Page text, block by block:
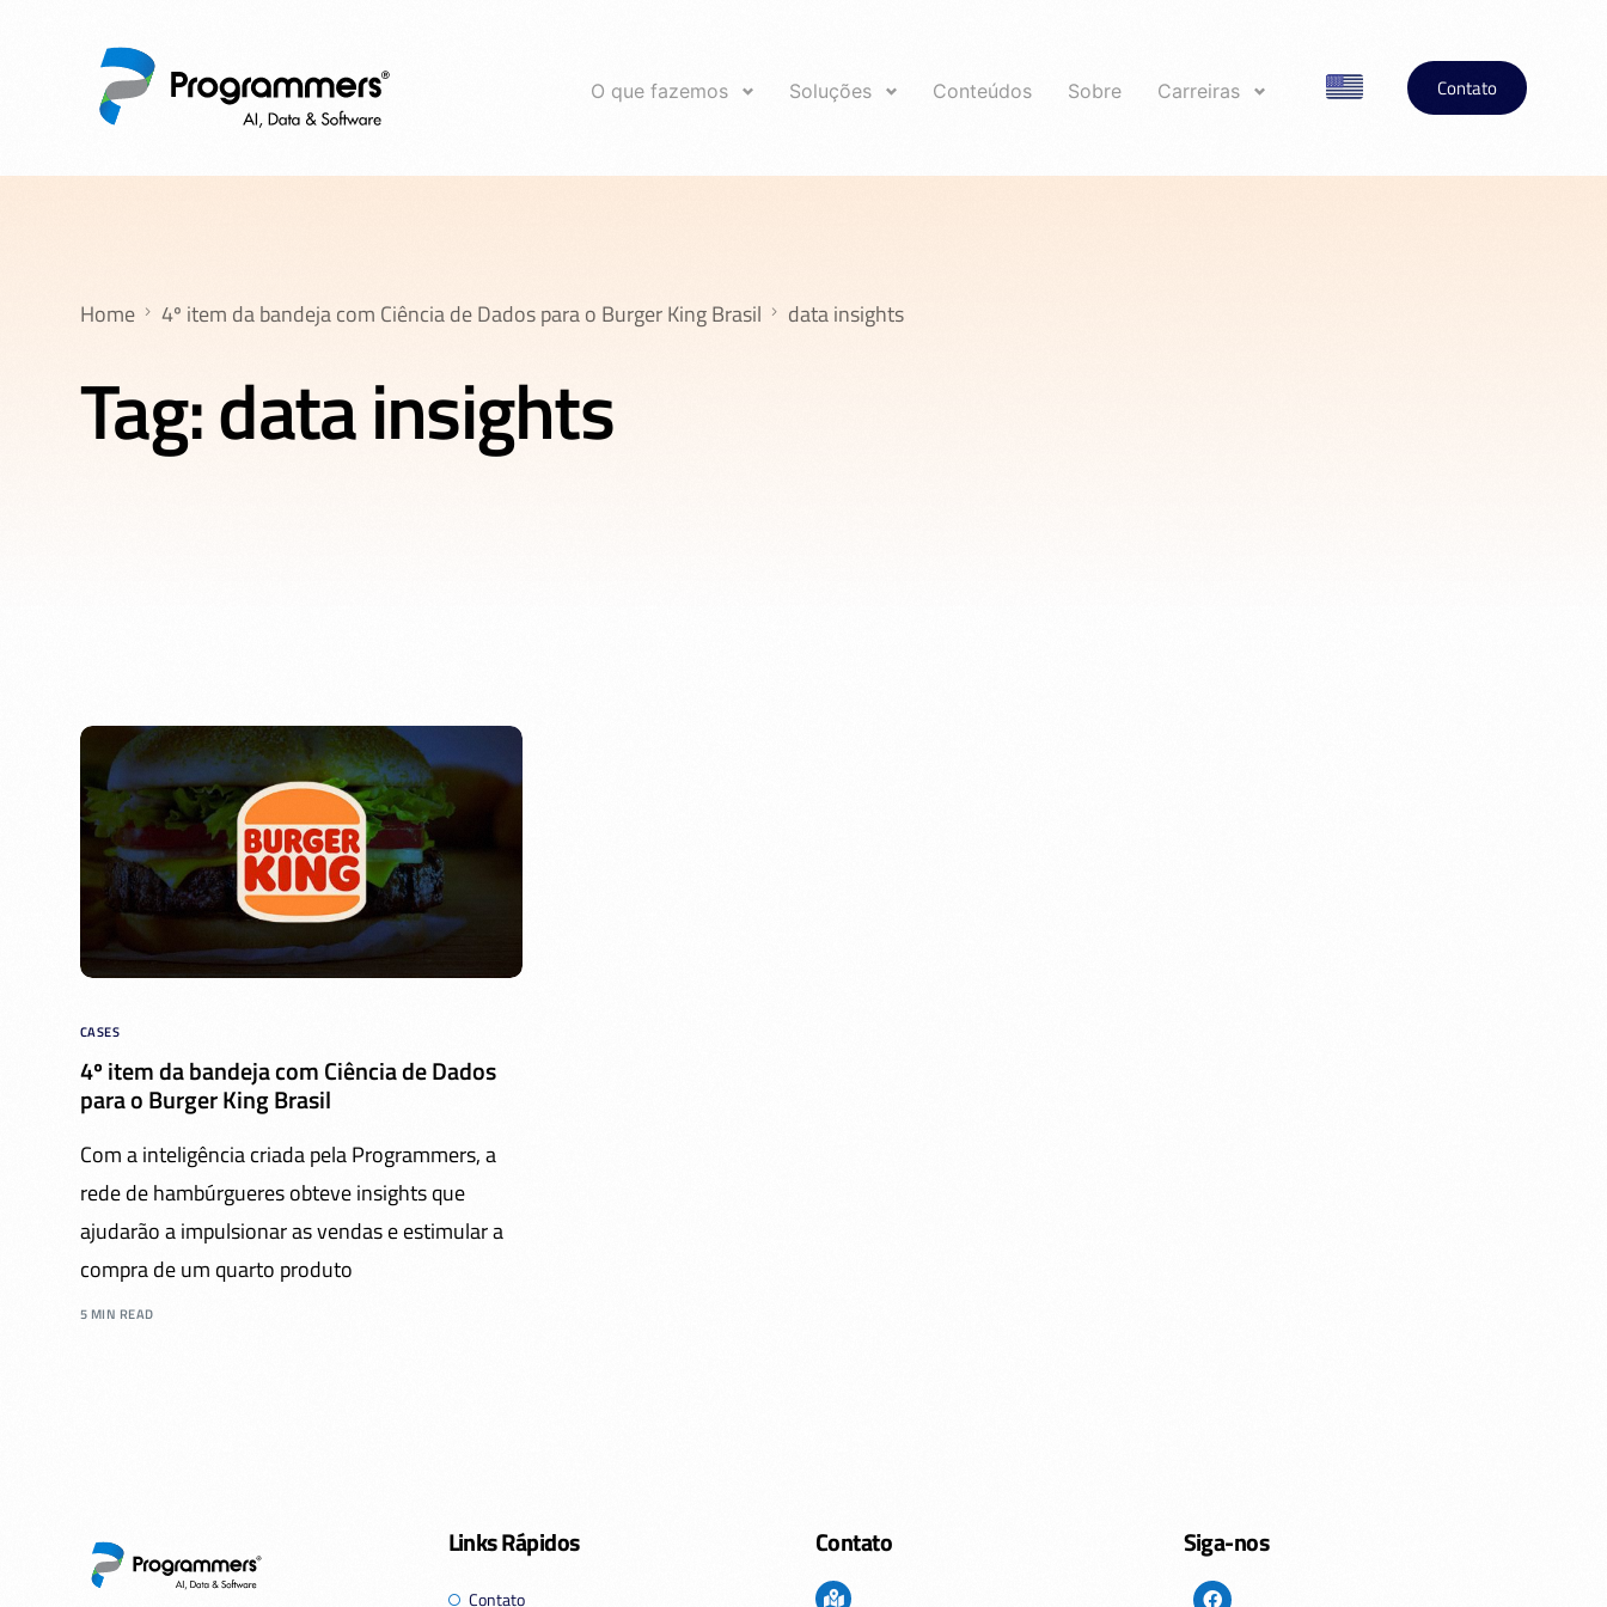
O que fazemos Soluções Conteúdos Sobre Carreiras Contato
Home 4º item da bandeja com Ciência de Dados para o Burger King Brasil data insights
Tag:data insights
CASES
4º item da bandeja com Ciência de Dados
para o Burger King Brasil
Com a inteligência criada pela Programmers, a
rede de hambúrgueres obteve insights que
ajudarão a impulsionar as vendas e estimular a
compra de um quarto produto
5 MIN READ
Links Rápidos
Contato
Contato Siga-nos